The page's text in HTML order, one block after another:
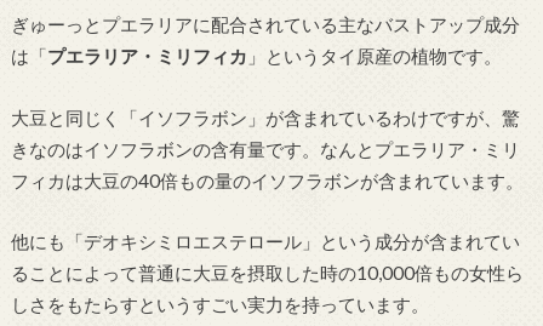
ぎゅーっとプエラリアに配合されている主なバストアップ成分
は「プエラリア・ミリフィカ 」というタイ原産の植物です。
大豆と同じく「イソフラボン」が含まれているわけですが、驚
きなのはイソフラボンの含有量です。なんとプエラリア・ミリ
フィカは大豆の40倍もの量のイソフラボンが含まれています。
他にも「デオキシミロエステロール」という成分が含まれてい
ることによって普通に大豆を摂取した時の10,000倍もの女性ら
しさをもたらすというすごい実力を持っています。